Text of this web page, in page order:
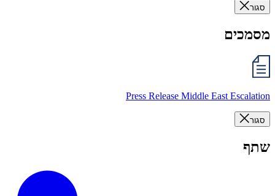
סגור
מסמכים
Press Release Middle East Escalation
סגור
שתף